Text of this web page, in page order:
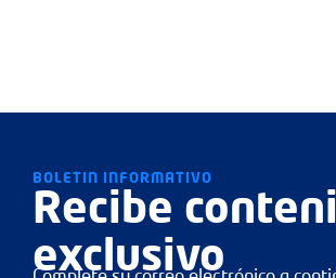
BOLETIN INFORMATIVO
Recibe
exclusivo